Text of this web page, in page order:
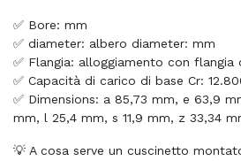
✅ Bore: mm
✅ diameter: albero diameter: mm
✅ Flangia: alloggiamento con flangia
✅ Capacità di carico di base Cr:
✅ Dimensions: a 85,73 mm, e 63,9
mm, l 25,4 mm, s 11,9 mm, z 33,34
💡 A cosa serve un cuscinetto